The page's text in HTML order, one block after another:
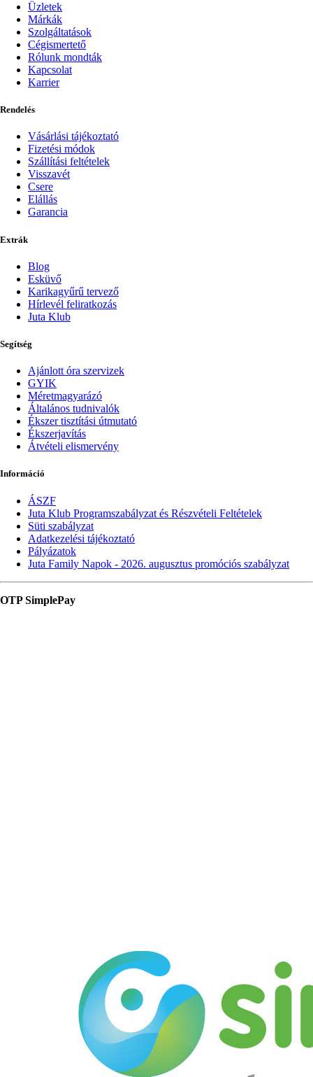
Üzletek
Márkák
Szolgáltatások
Cégismertető
Rólunk mondták
Kapcsolat
Karrier
Rendelés
Vásárlási tájékoztató
Fizetési módok
Szállítási feltételek
Visszavét
Csere
Elállás
Garancia
Extrák
Blog
Esküvő
Karikagyűrű tervező
Hírlevél feliratkozás
Juta Klub
Segítség
Ajánlott óra szervizek
GYIK
Méretmagyarázó
Általános tudnivalók
Ékszer tisztítási útmutató
Ékszerjavítás
Átvételi elismervény
Információ
ÁSZF
Juta Klub Programszabályzat és Részvételi Feltételek
Süti szabályzat
Adatkezelési tájékoztató
Pályázatok
Juta Family Napok - 2026. augusztus promóciós szabályzat
OTP SimplePay